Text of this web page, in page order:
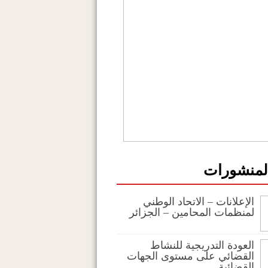
الإعلانات – الاتحاد الوطني
لمنظمات المحامين – الجزائر
العودة التدريجية للنشاط
القضائي على مستوى الجهات